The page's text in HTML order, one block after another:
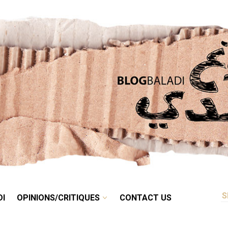
BALADI OPINIONS/CRITIQUES
OPINIONS/CRITIQUES CONTACT US